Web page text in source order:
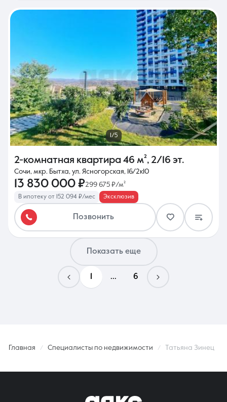
1/5
2-комнатная квартира 46 м², 2/16 эт.
Сочи, мкр. Бытха, ул. Ясногорская, 16/2к10
13 830 000 ₽299 675 ₽/м²
В ипотеку от 152 094 ₽/мес Эксклюзив
Позвонить
Показать еще
1 ... 6
Главная Специалисты по недвижимости Татьяна Зинец